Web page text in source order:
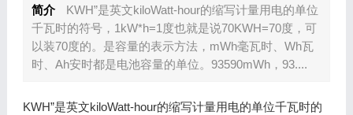
简介
KWH”是英文kiloWatt-hour的缩写计量用电的单位
千瓦时的符号，1kW*h=1度也就是说70KWH=70度，可
以装70度的。是容量的表示方法，mWh毫瓦时、Wh瓦
时、Ah安时都是电池容量的单位。93590mWh，93....
KWH”是英文kiloWatt-hour的缩写计量用电的单位千瓦时的